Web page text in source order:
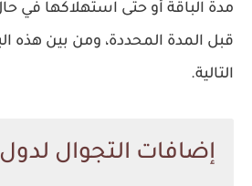
مدة الباقة أو حتى استهلاكها في
قبل المدة المحددة، ومن بين هذه
التالية.
إضافات التجوال لدول